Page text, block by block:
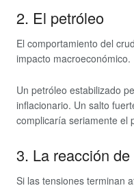
2. El petróleo
El comportamiento del
impacto macroeconómico.
Un petróleo estabilizado
inflacionario. Un salto
complicaría seriamente el
3. La reacción
Si las tensiones terminan